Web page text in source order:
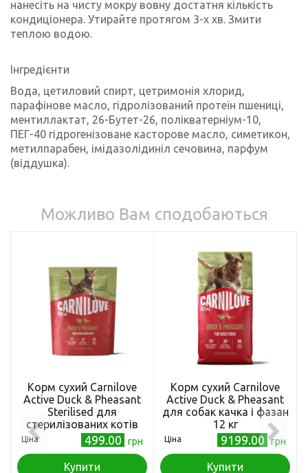
нанесіть на чисту мокру вовну достатня кількість
кондиціонера. Утирайте протягом 3-х хв. Змити
теплою водою.
Інгредієнти
Вода, цетиловий спирт, цетримонія хлорид,
парафінове масло, гідролізований протеїн пшениці,
ментиллактат, 26-Бутет-26, полікватерніум-10,
ПЕГ-40 гідрогенізоване касторове масло, симетикон,
метилпарабен, імідазолідиніл сечовина, парфум
(віддушка).
Можливо Вам сподобаються
Корм сухий Carnilove
Active Duck & Pheasant
Sterilised для
стерилізованих котів
качка і фазан 400 г
Ціна 499.00 грн
Купити
Корм сухий Carnilove
Active Duck & Pheasant
для cобак качка і фазан
12 кг
Ціна 9199.00 грн
Купити